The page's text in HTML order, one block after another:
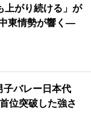
上がり続ける」が
東情勢が響く―
バレー日本代
位突破した強さ